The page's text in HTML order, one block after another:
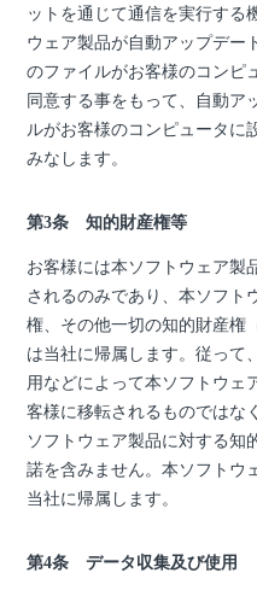
ットを通じて通信を実行する
ウェア製品が自動アップデー
のファイルがお客様のコンピ
同意する事をもって、自動ア
ルがお客様のコンピュータに
みなします。
第3条 知的財産権等
お客様には本ソフトウェア製
されるのみであり、本ソフト
権、その他一切の知的財産権
は当社に帰属します。従って
用などによって本ソフトウェ
客様に移転されるものではな
ソフトウェア製品に対する知
諾を含みません。本ソフトウ
当社に帰属します。
第4条 データ収集及び使用